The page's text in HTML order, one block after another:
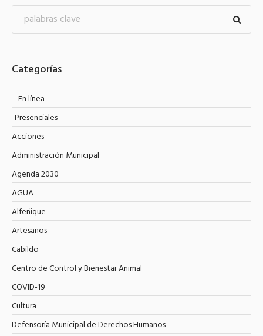
Categorías
– En línea
-Presenciales
Acciones
Administración Municipal
Agenda 2030
AGUA
Alfeñique
Artesanos
Cabildo
Centro de Control y Bienestar Animal
COVID-19
Cultura
Defensoría Municipal de Derechos Humanos